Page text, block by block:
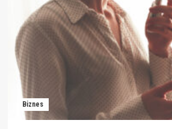
punkty
pobrań
–
zaufaj
rodzinnemu
Biznes